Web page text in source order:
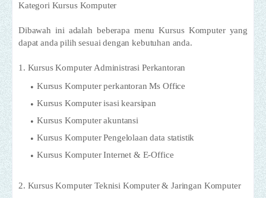
Kategori Kursus Komputer
Dibawah ini adalah beberapa menu Kursus Komputer yang
dapat anda pilih sesuai dengan kebutuhan anda.
1. Kursus Komputer Administrasi Perkantoran
Kursus Komputer perkantoran Ms Office
Kursus Komputer isasi kearsipan
Kursus Komputer akuntansi
Kursus Komputer Pengelolaan data statistik
Kursus Komputer Internet & E-Office
2. Kursus Komputer Teknisi Komputer & Jaringan Komputer